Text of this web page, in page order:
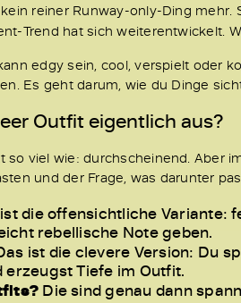
reiner Runway-only-Ding
Trend hat sich weiterentwickelt.
edgy sein, cool, verspielt oder
Es geht darum, wie du Dinge
Outfit eigentlich aus?
so viel wie: durchscheinend. Aber
und der Frage, was darunter
die offensichtliche Variante:
rebellische Note geben.
ist die clevere Version: Du
Tiefe im Outfit.
Die sind genau dann